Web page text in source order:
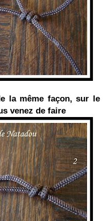
la même façon, sur le
venez de faire